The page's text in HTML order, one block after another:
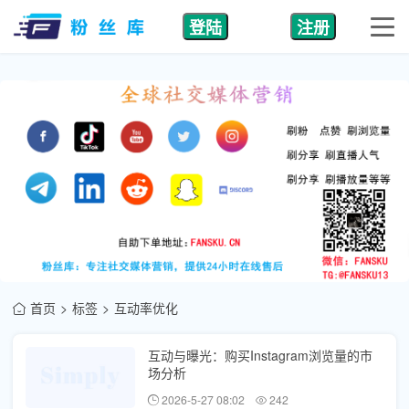
登陆 注册
首页 标签 互动率优化
互动与曝光：购买Instagram浏览量的市
场分析
2026-5-27 08:02 242